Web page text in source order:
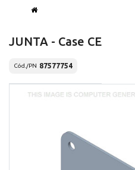
JUNTA - Case CE
Cód./PN 87577754